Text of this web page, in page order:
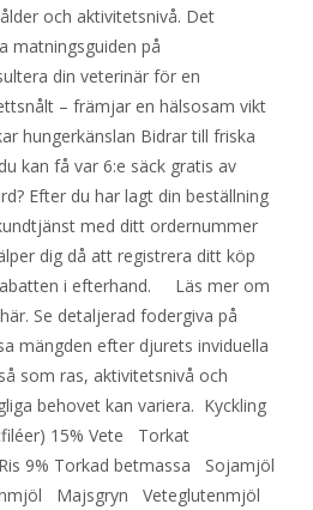
och aktivitetsnivå. Det
matningsguiden på
din veterinär för en
– främjar en hälsosam vikt
hungerkänslan Bidrar till friska
kan få var 6:e säck gratis av
Efter du har lagt din beställning
med ditt ordernummer
dig då att registrera ditt köp
i efterhand. Läs mer om
Se detaljerad fodergiva på
mängden efter djurets inviduella
som ras, aktivitetsnivå och
behovet kan variera. Kyckling
15% Vete Torkat
9% Torkad betmassa Sojamjöl
Majsgryn Veteglutenmjöl